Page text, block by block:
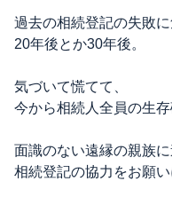
過去の相続登記の失敗に
20年後とか30年後。
気づいて慌てて、
今から相続人全員の生存
面識のない遠縁の親族
相続登記の協力をお願い